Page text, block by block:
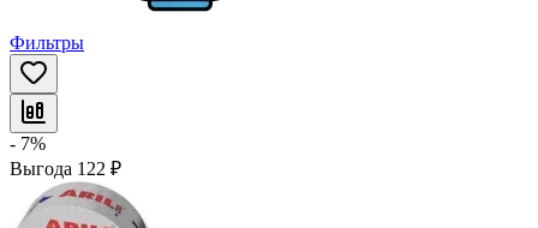
Фильтры
- 7%
Выгода 122 ₽